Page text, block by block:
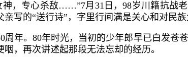
，专心杀敌……”7月31日，98岁川籍抗战
写的“送行诗”，字里行间满是关心和对民族
年。80年时光，当初的少年郎早已白发苍
，再次讲述起那段无法忘却的经历。